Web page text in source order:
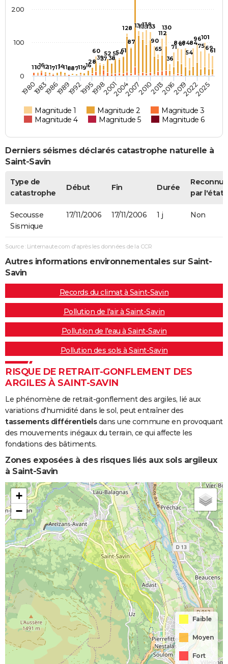
111016121171114118871191628
60
3937
52
38
515461
128
87
136133
138133
90
65
112
130
36
71
848184
54
84
96
75
101
6961
Magnitude 1 Magnitude 2
Magnitude 3
Magnitude 4
Magnitude 5 Magnitude 6
1980198319861989199219951998200120042007201020132016201920222025
0
100
200
Derniers séismes déclarés catastrophe naturelle à
Saint-Savin
Type de
catastrophe
Début Fin Durée
Reconnue
par l'état
Secousse
Sismique
17/11/2006 17/11/2006 1 j Non
Source : Linternaute.com d'après les données de la CCR
Autres informations environnementales sur Saint-
Savin
Records du climat à Saint-Savin
Pollution de l'air à Saint-Savin
Pollution de l'eau à Saint-Savin
Pollution des sols à Saint-Savin
RISQUE DE RETRAIT-GONFLEMENT DES
ARGILES À SAINT-SAVIN
Le phénomène de retrait-gonflement des argiles, lié aux
variations d'humidité dans le sol, peut entraîner des
tassements différentielsdans une commune en provoquant
des mouvements inégaux du terrain, ce qui affecte les
fondations des bâtiments.
Zones exposées à des risques liés aux sols argileux
à Saint-Savin
+
−
Faible
Moyen
Fort